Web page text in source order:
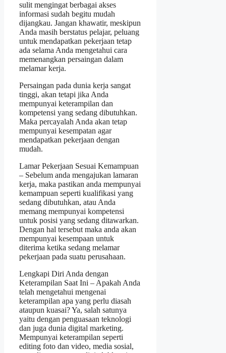
sulit mengingat berbagai akses
informasi sudah begitu mudah
dijangkau. Jangan khawatir, meskipun
Anda masih berstatus pelajar, peluang
untuk mendapatkan pekerjaan tetap
ada selama Anda mengetahui cara
memenangkan persaingan dalam
melamar kerja.
Persaingan pada dunia kerja sangat
tinggi, akan tetapi jika Anda
mempunyai keterampilan dan
kompetensi yang sedang dibutuhkan.
Maka percayalah Anda akan tetap
mempunyai kesempatan agar
mendapatkan pekerjaan dengan
mudah.
Lamar Pekerjaan Sesuai Kemampuan
– Sebelum anda mengajukan lamaran
kerja, maka pastikan anda mempunyai
kemampuan seperti kualifikasi yang
sedang dibutuhkan, atau Anda
memang mempunyai kompetensi
untuk posisi yang sedang ditawarkan.
Dengan hal tersebut maka anda akan
mempunyai kesempaan untuk
diterima ketika sedang melamar
pekerjaan pada suatu perusahaan.
Lengkapi Diri Anda dengan
Keterampilan Saat Ini – Apakah Anda
telah mengetahui mengenai
keterampilan apa yang perlu diasah
ataupun kuasai? Ya, salah satunya
yaitu dengan penguasaan teknologi
dan juga dunia digital marketing.
Mempunyai keterampilan seperti
editing foto dan video, media sosial,